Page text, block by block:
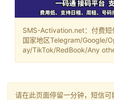
SMS-Activation.net：付费
国家地区Telegram/Google/
ay/TikTok/RedBook/Any
请在此页面停留一分钟，短信